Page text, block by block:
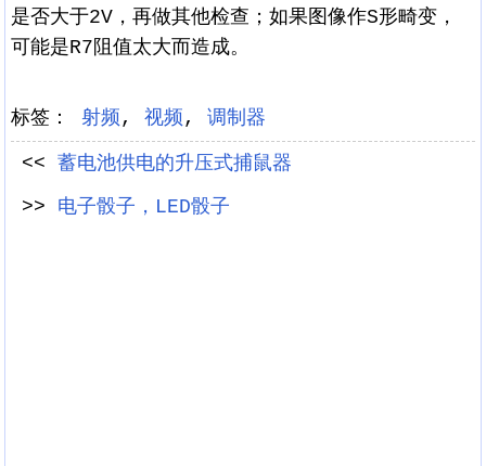
是否大于2V，再做其他检查；如果图像作S形畸变，
可能是R7阻值太大而造成。
标签： 射频, 视频, 调制器
<< 蓄电池供电的升压式捕鼠器
>> 电子骰子，LED骰子